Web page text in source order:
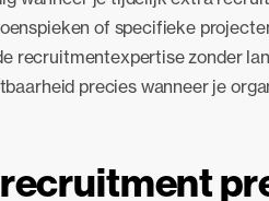
of specifieke
recruitmentexpertise zonder
precies wanneer je